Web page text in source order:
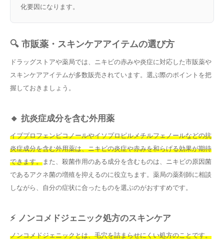
化要因になります。
🔍 市販薬・スキンケアアイテムの選び方
ドラッグストアや薬局では、ニキビの赤みや炎症に対応した市販薬や
スキンケアアイテムが多数販売されています。選ぶ際のポイントを把
握しておきましょう。
🔸 抗炎症成分を含む外用薬
イブプロフェンピコノールやイソプロピルメチルフェノールなどの抗
炎症成分を含む外用薬は、ニキビの炎症や赤みを和らげる効果が期待
できます。また、殺菌作用のある成分を含むものは、ニキビの原因菌
であるアクネ菌の増殖を抑えるのに役立ちます。薬局の薬剤師に相談
しながら、自分の症状に合ったものを選ぶのがおすすめです。
⚡ ノンコメドジェニック処方のスキンケア
ノンコメドジェニックとは、毛穴を詰まらせにくい処方のことです。